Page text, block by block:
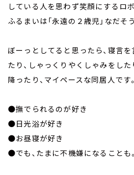
している人を思わず笑顔にするロ
ふるまいは「永遠の２歳児」なだそ
ぼーっとしてると思ったら、寝言を
たり、しゃっくりやくしゃみをした
降ったり、マイペースな同居人です。
●撫でられるのが好き
●日光浴が好き
●お昼寝が好き
●でも、たまに不機嫌になることも。